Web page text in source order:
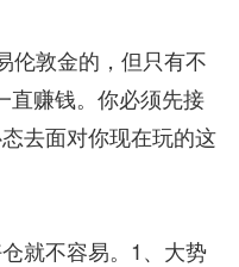
伦敦金的，但只有不
直赚钱。你必须先接
去面对你现在玩的这
就不容易。1、大势